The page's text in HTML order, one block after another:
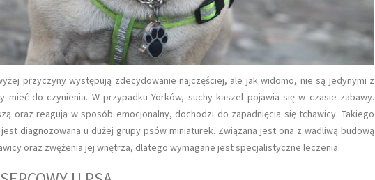
przyczyny występują zdecydowanie najczęściej, ale jak widomo, nie są jedynymi z
mieć do czynienia. W przypadku Yorków, suchy kaszel pojawia się w czasie zabawy.
oraz reagują w sposób emocjonalny, dochodzi do zapadnięcia się tchawicy. Takiego
diagnozowana u dużej grupy psów miniaturek. Związana jest ona z wadliwą budową
oraz zwężenia jej wnętrza, dlatego wymagane jest specjalistyczne leczenia.